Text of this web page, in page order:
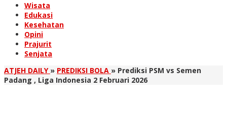
Wisata
Edukasi
Kesehatan
Opini
Prajurit
Senjata
ATJEH DAILY » PREDIKSI BOLA » Prediksi PSM vs Semen
Padang , Liga Indonesia 2 Februari 2026